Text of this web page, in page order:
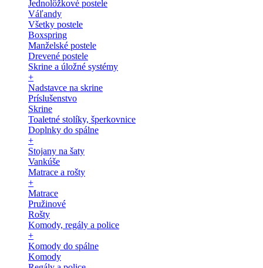
Jednolôžkové postele
Váľandy
Všetky postele
Boxspring
Manželské postele
Drevené postele
Skrine a úložné systémy
+
Nadstavce na skrine
Príslušenstvo
Skrine
Toaletné stolíky, šperkovnice
Doplnky do spálne
+
Stojany na šaty
Vankúše
Matrace a rošty
+
Matrace
Pružinové
Rošty
Komody, regály a police
+
Komody do spálne
Komody